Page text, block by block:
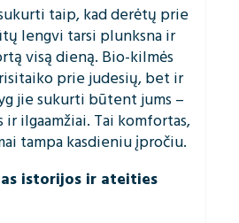
taip, kad derėtų prie
lengvi tarsi plunksna ir
visą dieną. Bio-kilmės
prie judesių, bet ir
jie sukurti būtent jums –
ilgaamžiai. Tai komfortas,
tampa kasdieniu įpročiu.
istorijos ir ateities